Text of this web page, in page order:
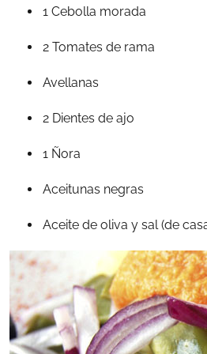
1 Cebolla morada
2 Tomates de rama
Avellanas
2 Dientes de ajo
1 Ñora
Aceitunas negras
Aceite de oliva y sal (de